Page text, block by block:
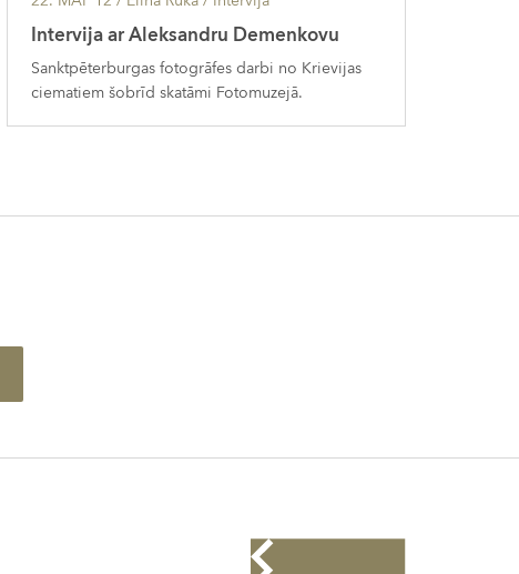
Intervija ar Aleksandru Demenkovu
Sanktpēterburgas fotogrāfes darbi no Krievijas
ciematiem šobrīd skatāmi Fotomuzejā.